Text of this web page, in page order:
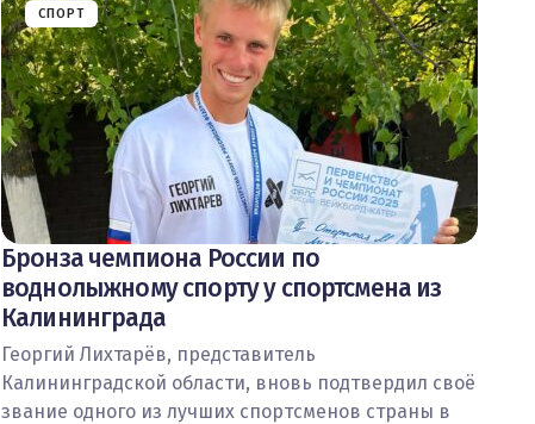
СПОРТ
Бронза чемпиона России по
воднолыжному спорту у спортсмена из
Калининграда
Георгий Лихтарёв, представитель
Калининградской области, вновь подтвердил своё
звание одного из лучших спортсменов страны в